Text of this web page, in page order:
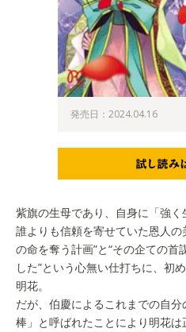
発売日：2024.04.16
紫旗の生母であり、自身に「強く
誰よりも信頼を寄せていた恩人
の命を奪う計画”と“その企ての首
した”という心無い仕打ちに、初
明花。
だが、伯慶によるこれまでの自
棒」と呼ばれたことにより明花